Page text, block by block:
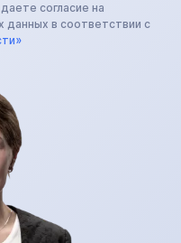
согласие на
данных в соответствии с